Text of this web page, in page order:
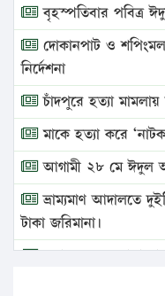
বৃহস্পতিবার পবিত্র
দোকানপাট ও শপিংমল
নির্দেশনা
চাঁদপুরে হত্যা
মাকে হত্যা করে
আগামী ২৮ মে ঈদুল
ভ্রাম্যমাণ আদালতে
টাকা জরিমানা।
এবার লঞ্চের ভাড়া